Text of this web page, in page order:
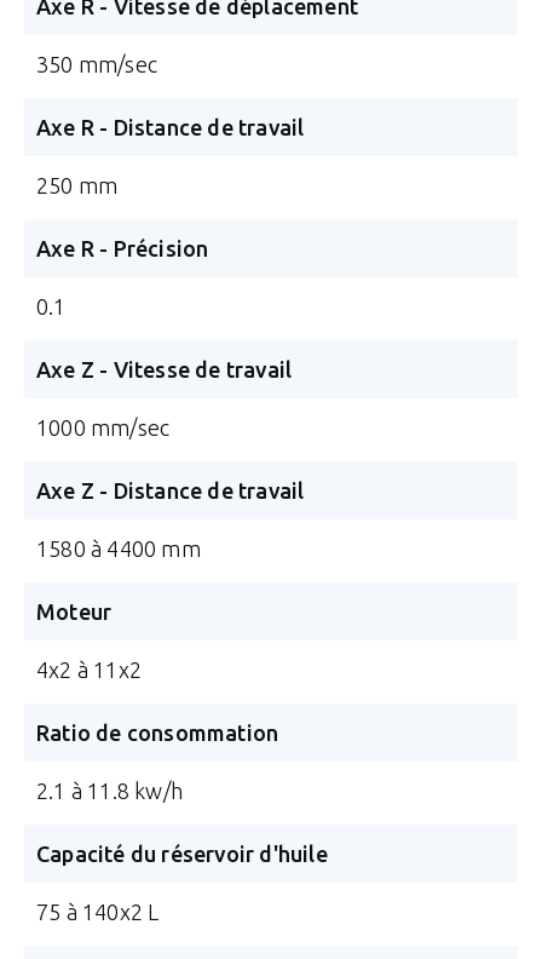
Axe R - Vitesse de déplacement
350 mm/sec
Axe R - Distance de travail
250 mm
Axe R - Précision
0.1
Axe Z - Vitesse de travail
1000 mm/sec
Axe Z - Distance de travail
1580 à 4400 mm
Moteur
4x2 à 11x2
Ratio de consommation
2.1 à 11.8 kw/h
Capacité du réservoir d'huile
75 à 140x2 L